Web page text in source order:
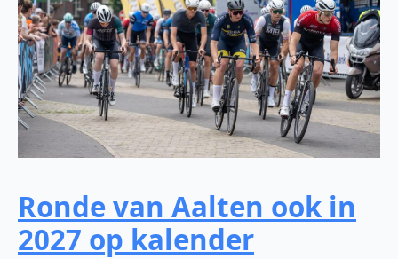
Ronde van Aalten ook in
2027 op kalender